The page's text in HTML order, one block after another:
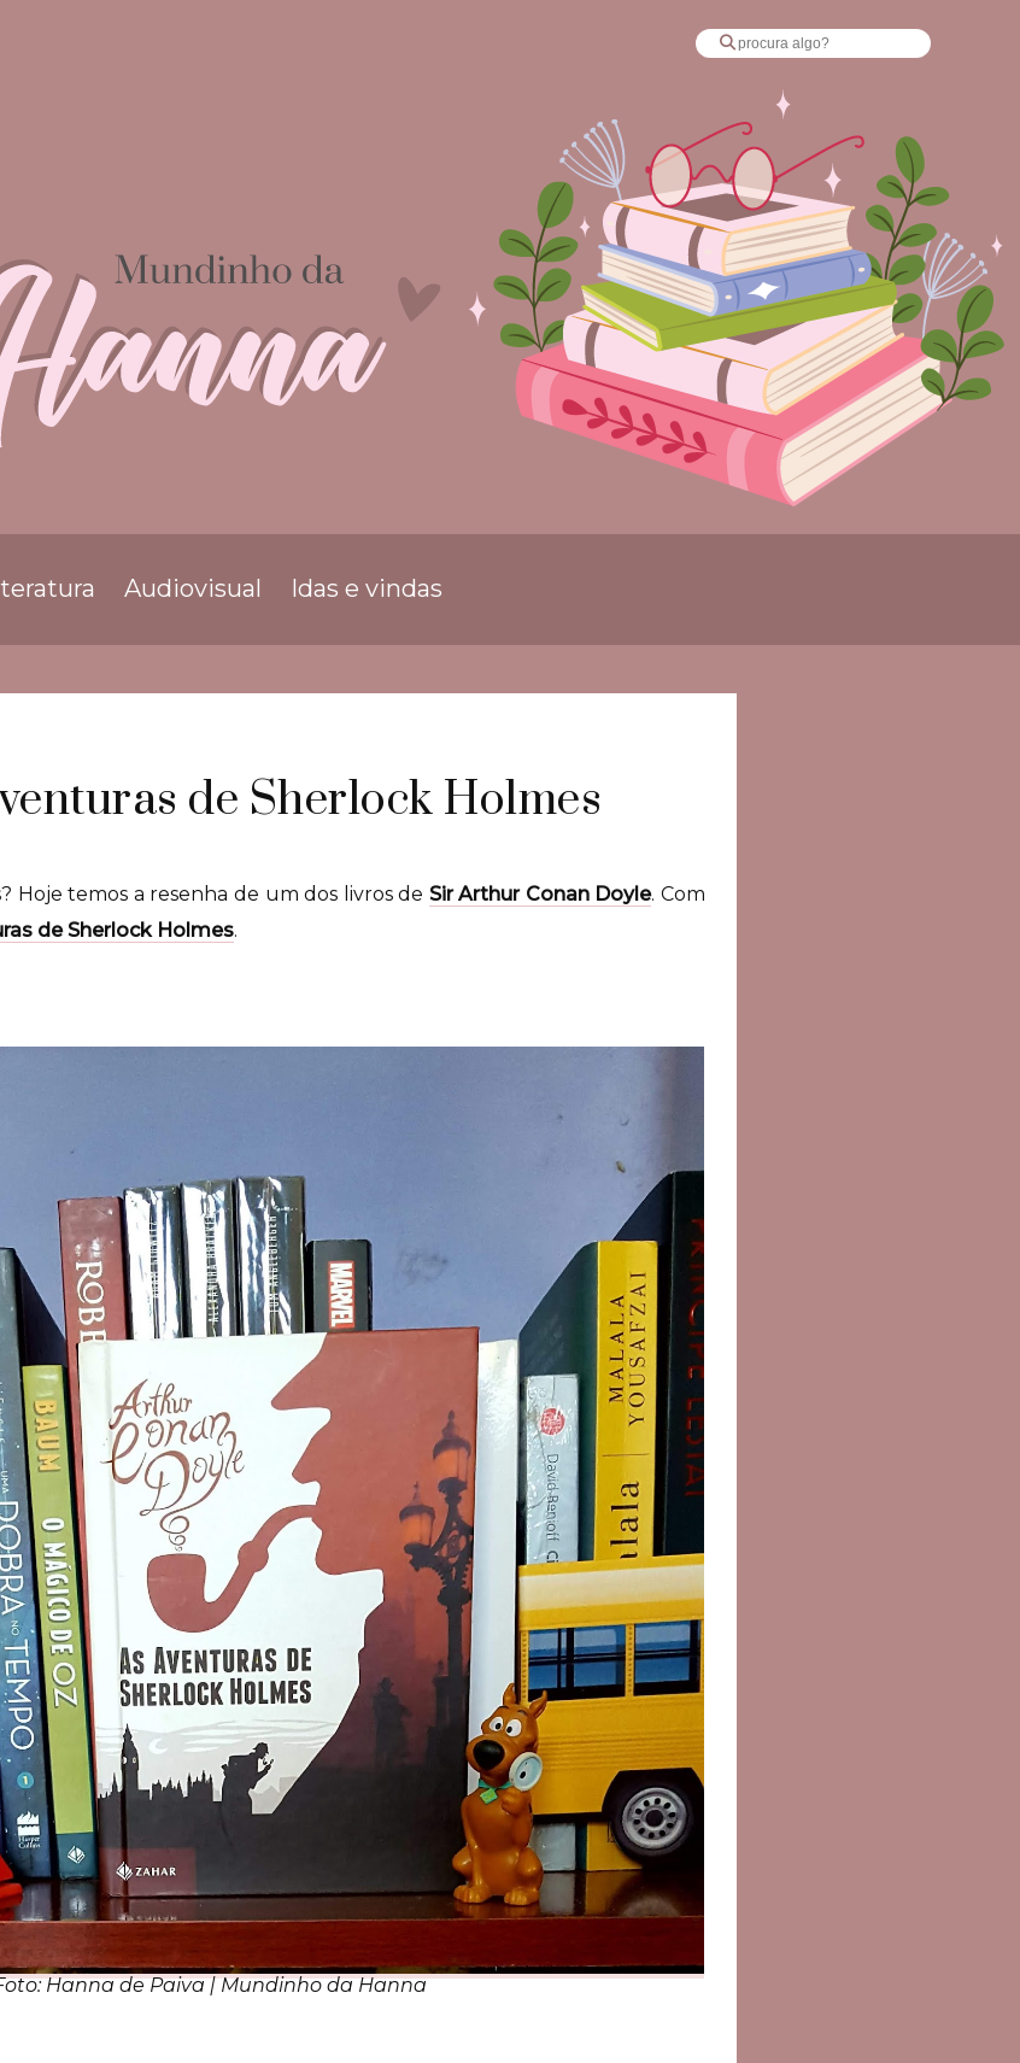
Audiovisual Idas e vindas
de Sherlock Holmes
Hoje temos a resenha de um dos livros de Sir Arthur Conan Doyle. Com
de Sherlock Holmes.
Hanna de Paiva | Mundinho da Hanna